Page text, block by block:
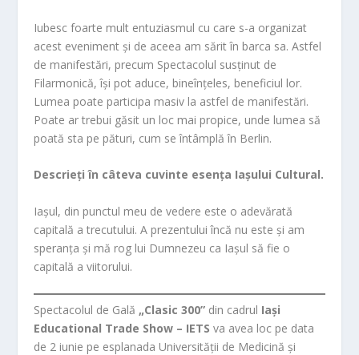
Iubesc foarte mult entuziasmul cu care s-a organizat
acest eveniment și de aceea am sărit în barca sa. Astfel
de manifestări, precum Spectacolul susținut de
Filarmonică, își pot aduce, bineînțeles, beneficiul lor.
Lumea poate participa masiv la astfel de manifestări.
Poate ar trebui găsit un loc mai propice, unde lumea să
poată sta pe pături, cum se întâmplă în Berlin.
Descrieți în câteva cuvinte esența Iașului Cultural.
Iașul, din punctul meu de vedere este o adevărată
capitală a trecutului. A prezentului încă nu este și am
speranța și mă rog lui Dumnezeu ca Iașul să fie o
capitală a viitorului.
Spectacolul de Gală „Clasic 300” din cadrul Iași
Educational Trade Show – IETS va avea loc pe data
de 2 iunie pe esplanada Universității de Medicină și